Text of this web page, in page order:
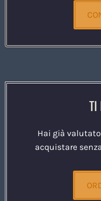
TI
Hai già
acquistare